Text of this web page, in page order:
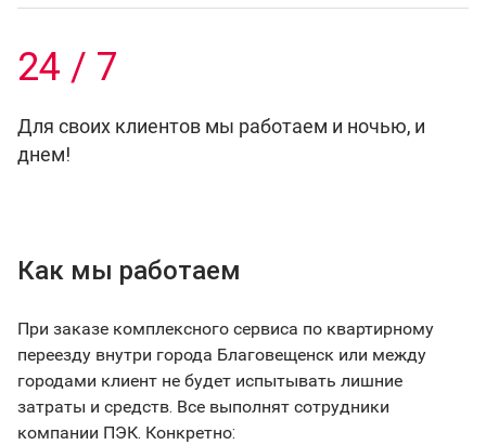
24 / 7
Для своих клиентов мы работаем и ночью, и
днем!
Как мы работаем
При заказе комплексного сервиса по квартирному
переезду внутри города Благовещенск или между
городами клиент не будет испытывать лишние
затраты и средств. Все выполнят сотрудники
компании ПЭК. Конкретно: